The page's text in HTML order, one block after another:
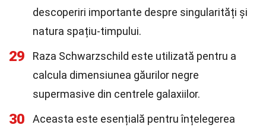
descoperiri importante despre singularități și
natura spațiu-timpului.
29
Raza Schwarzschild este utilizată pentru a
calcula dimensiunea găurilor negre
supermasive din centrele galaxiilor.
30
Aceasta este esențială pentru înțelegerea